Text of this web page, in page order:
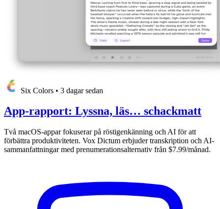
Six Colors • 3 dagar sedan
App-rapport: Lyssna, läs… schackmatt
Två macOS-appar fokuserar på röstigenkänning och AI för att
förbättra produktiviteten. Vox Dictum erbjuder transkription och AI-
sammanfattningar med prenumerationsalternativ från $7.99/månad.